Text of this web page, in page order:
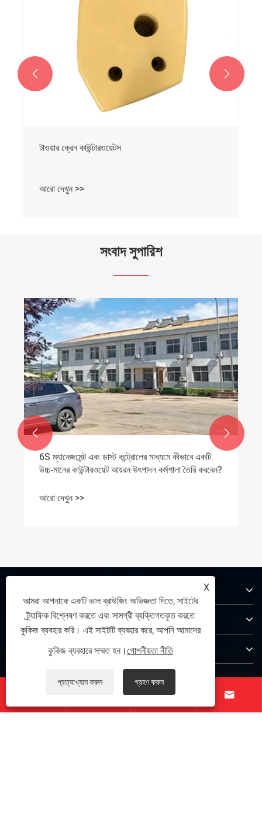
টাওয়ার ক্রেন কাউন্টারওয়েটস
আরো দেখুন >>
 
সংবাদ সুপারিশ
6S ম্যানেজমেন্ট এবং ডাস্ট কন্ট্রোলের মাধ্যমে কীভাবে একটি
উচ্চ-মানের কাউন্টারওয়েট আয়রন উৎপাদন কর্মশালা তৈরি করবেন?
আরো দেখুন >>
 
পণ্য
যোগাযোগ করুন
আমাদের অনুসরণ করো
 
X
আমরা আপনাকে একটি ভাল ব্রাউজিং অভিজ্ঞতা দিতে, সাইটের
ট্র্যাফিক বিশ্লেষণ করতে এবং সামগ্রী ব্যক্তিগতকৃত করতে
কুকিজ ব্যবহার করি। এই সাইটটি ব্যবহার করে, আপনি আমাদের
কুকিজ ব্যবহারে সম্মত হন।গোপনীয়তা নীতি
প্রত্যাখ্যান করুন গ্রহণ করুন